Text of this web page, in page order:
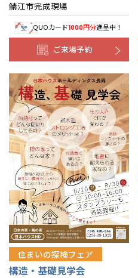
鯖江市完成現場
QUOカード1000円分進呈中！
ご来場予約
住まいの探検フェア
構造・基礎見学会